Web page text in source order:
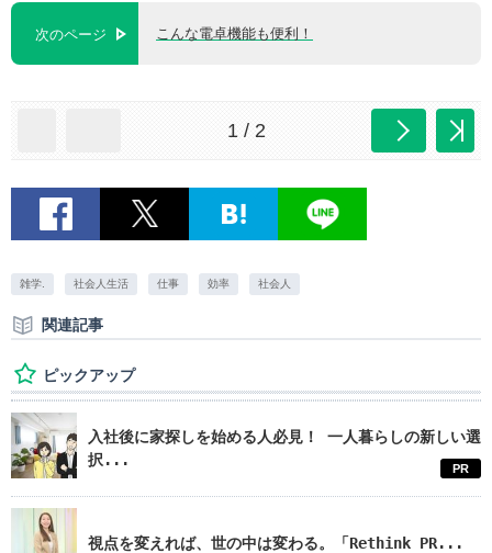
次のページ こんな電卓機能も便利！
1 / 2
雑学. 社会人生活 仕事 効率 社会人
関連記事
ピックアップ
入社後に家探しを始める人必見！ 一人暮らしの新しい選
択...
PR
視点を変えれば、世の中は変わる。「Rethink PR...